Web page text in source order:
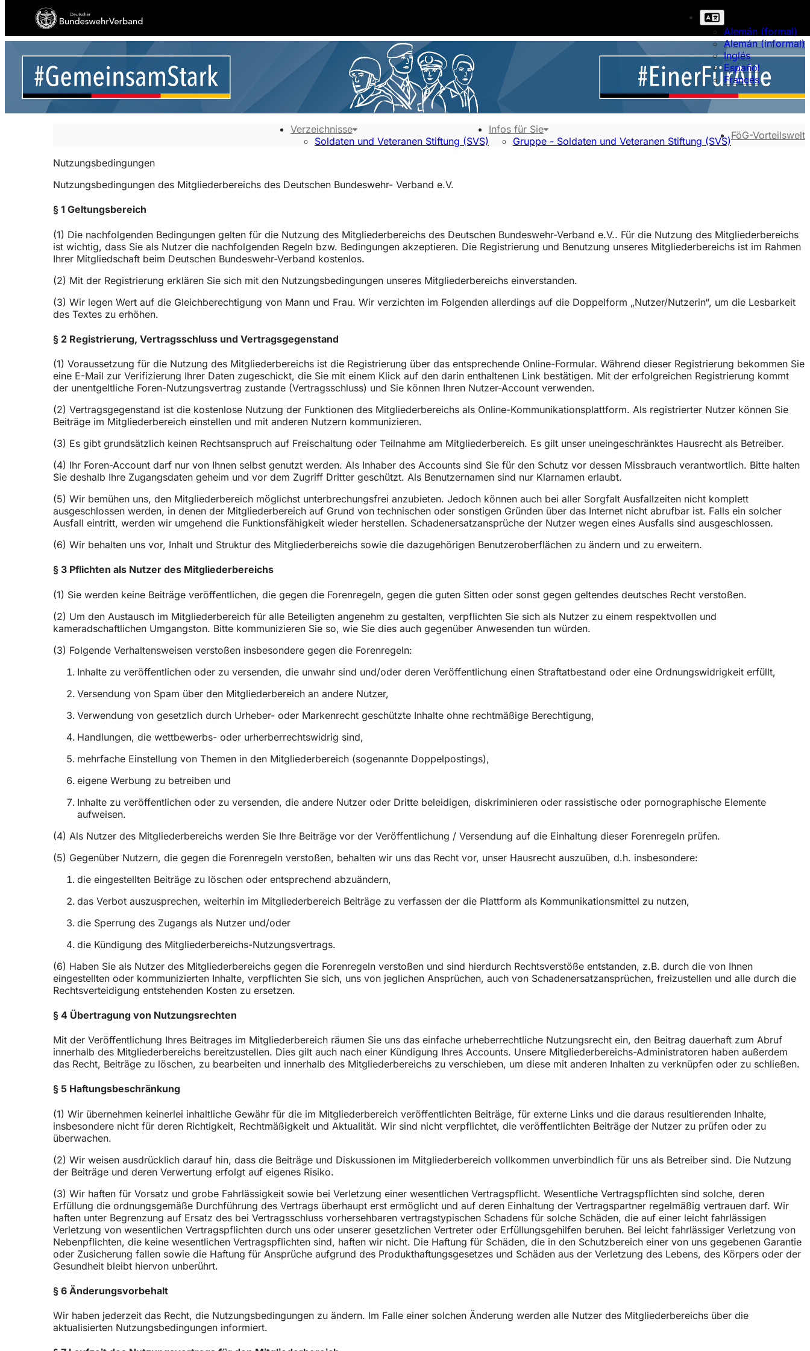
Alemán (formal)
Alemán (informal)
Inglés
Español
Francés
Verzeichnisse
Soldaten und Veteranen Stiftung (SVS)
Infos für Sie
Gruppe - Soldaten und Veteranen Stiftung (SVS)FöG-Vorteilswelt
Nutzungsbedingungen
Nutzungsbedingungen des Mitgliederbereichs des Deutschen Bundeswehr- Verband e.V.
§ 1 Geltungsbereich
(1) Die nachfolgenden Bedingungen gelten für die Nutzung des Mitgliederbereichs des Deutschen Bundeswehr-Verband e.V.. Für die Nutzung des Mitgliederbereichs
ist wichtig, dass Sie als Nutzer die nachfolgenden Regeln bzw. Bedingungen akzeptieren. Die Registrierung und Benutzung unseres Mitgliederbereichs ist im Rahmen
Ihrer Mitgliedschaft beim Deutschen Bundeswehr-Verband kostenlos.
(2) Mit der Registrierung erklären Sie sich mit den Nutzungsbedingungen unseres Mitgliederbereichs einverstanden.
(3) Wir legen Wert auf die Gleichberechtigung von Mann und Frau. Wir verzichten im Folgenden allerdings auf die Doppelform „Nutzer/Nutzerin“, um die Lesbarkeit
des Textes zu erhöhen.
§ 2 Registrierung, Vertragsschluss und Vertragsgegenstand
(1) Voraussetzung für die Nutzung des Mitgliederbereichs ist die Registrierung über das entsprechende Online-Formular. Während dieser Registrierung bekommen Sie
eine E-Mail zur Verifizierung Ihrer Daten zugeschickt, die Sie mit einem Klick auf den darin enthaltenen Link bestätigen. Mit der erfolgreichen Registrierung kommt
der unentgeltliche Foren-Nutzungsvertrag zustande (Vertragsschluss) und Sie können Ihren Nutzer-Account verwenden.
(2) Vertragsgegenstand ist die kostenlose Nutzung der Funktionen des Mitgliederbereichs als Online-Kommunikationsplattform. Als registrierter Nutzer können Sie
Beiträge im Mitgliederbereich einstellen und mit anderen Nutzern kommunizieren.
(3) Es gibt grundsätzlich keinen Rechtsanspruch auf Freischaltung oder Teilnahme am Mitgliederbereich. Es gilt unser uneingeschränktes Hausrecht als Betreiber.
(4) Ihr Foren-Account darf nur von Ihnen selbst genutzt werden. Als Inhaber des Accounts sind Sie für den Schutz vor dessen Missbrauch verantwortlich. Bitte halten
Sie deshalb Ihre Zugangsdaten geheim und vor dem Zugriff Dritter geschützt. Als Benutzernamen sind nur Klarnamen erlaubt.
(5) Wir bemühen uns, den Mitgliederbereich möglichst unterbrechungsfrei anzubieten. Jedoch können auch bei aller Sorgfalt Ausfallzeiten nicht komplett
ausgeschlossen werden, in denen der Mitgliederbereich auf Grund von technischen oder sonstigen Gründen über das Internet nicht abrufbar ist. Falls ein solcher
Ausfall eintritt, werden wir umgehend die Funktionsfähigkeit wieder herstellen. Schadenersatzansprüche der Nutzer wegen eines Ausfalls sind ausgeschlossen.
(6) Wir behalten uns vor, Inhalt und Struktur des Mitgliederbereichs sowie die dazugehörigen Benutzeroberflächen zu ändern und zu erweitern.
§ 3 Pflichten als Nutzer des Mitgliederbereichs
(1) Sie werden keine Beiträge veröffentlichen, die gegen die Forenregeln, gegen die guten Sitten oder sonst gegen geltendes deutsches Recht verstoßen.
(2) Um den Austausch im Mitgliederbereich für alle Beteiligten angenehm zu gestalten, verpflichten Sie sich als Nutzer zu einem respektvollen und
kameradschaftlichen Umgangston. Bitte kommunizieren Sie so, wie Sie dies auch gegenüber Anwesenden tun würden.
(3) Folgende Verhaltensweisen verstoßen insbesondere gegen die Forenregeln:
Inhalte zu veröffentlichen oder zu versenden, die unwahr sind und/oder deren Veröffentlichung einen Straftatbestand oder eine Ordnungswidrigkeit erfüllt,
Versendung von Spam über den Mitgliederbereich an andere Nutzer,
Verwendung von gesetzlich durch Urheber- oder Markenrecht geschützte Inhalte ohne rechtmäßige Berechtigung,
Handlungen, die wettbewerbs- oder urherberrechtswidrig sind,
mehrfache Einstellung von Themen in den Mitgliederbereich (sogenannte Doppelpostings),
eigene Werbung zu betreiben und
Inhalte zu veröffentlichen oder zu versenden, die andere Nutzer oder Dritte beleidigen, diskriminieren oder rassistische oder pornographische Elemente
aufweisen.
(4) Als Nutzer des Mitgliederbereichs werden Sie Ihre Beiträge vor der Veröffentlichung / Versendung auf die Einhaltung dieser Forenregeln prüfen.
(5) Gegenüber Nutzern, die gegen die Forenregeln verstoßen, behalten wir uns das Recht vor, unser Hausrecht auszuüben, d.h. insbesondere:
die eingestellten Beiträge zu löschen oder entsprechend abzuändern,
das Verbot auszusprechen, weiterhin im Mitgliederbereich Beiträge zu verfassen der die Plattform als Kommunikationsmittel zu nutzen,
die Sperrung des Zugangs als Nutzer und/oder
die Kündigung des Mitgliederbereichs-Nutzungsvertrags.
(6) Haben Sie als Nutzer des Mitgliederbereichs gegen die Forenregeln verstoßen und sind hierdurch Rechtsverstöße entstanden, z.B. durch die von Ihnen
eingestellten oder kommunizierten Inhalte, verpflichten Sie sich, uns von jeglichen Ansprüchen, auch von Schadenersatzansprüchen, freizustellen und alle durch die
Rechtsverteidigung entstehenden Kosten zu ersetzen.
§ 4 Übertragung von Nutzungsrechten
Mit der Veröffentlichung Ihres Beitrages im Mitgliederbereich räumen Sie uns das einfache urheberrechtliche Nutzungsrecht ein, den Beitrag dauerhaft zum Abruf
innerhalb des Mitgliederbereichs bereitzustellen. Dies gilt auch nach einer Kündigung Ihres Accounts. Unsere Mitgliederbereichs-Administratoren haben außerdem
das Recht, Beiträge zu löschen, zu bearbeiten und innerhalb des Mitgliederbereichs zu verschieben, um diese mit anderen Inhalten zu verknüpfen oder zu schließen.
§ 5 Haftungsbeschränkung
(1) Wir übernehmen keinerlei inhaltliche Gewähr für die im Mitgliederbereich veröffentlichten Beiträge, für externe Links und die daraus resultierenden Inhalte,
insbesondere nicht für deren Richtigkeit, Rechtmäßigkeit und Aktualität. Wir sind nicht verpflichtet, die veröffentlichten Beiträge der Nutzer zu prüfen oder zu
überwachen.
(2) Wir weisen ausdrücklich darauf hin, dass die Beiträge und Diskussionen im Mitgliederbereich vollkommen unverbindlich für uns als Betreiber sind. Die Nutzung
der Beiträge und deren Verwertung erfolgt auf eigenes Risiko.
(3) Wir haften für Vorsatz und grobe Fahrlässigkeit sowie bei Verletzung einer wesentlichen Vertragspflicht. Wesentliche Vertragspflichten sind solche, deren
Erfüllung die ordnungsgemäße Durchführung des Vertrags überhaupt erst ermöglicht und auf deren Einhaltung der Vertragspartner regelmäßig vertrauen darf. Wir
haften unter Begrenzung auf Ersatz des bei Vertragsschluss vorhersehbaren vertragstypischen Schadens für solche Schäden, die auf einer leicht fahrlässigen
Verletzung von wesentlichen Vertragspflichten durch uns oder unserer gesetzlichen Vertreter oder Erfüllungsgehilfen beruhen. Bei leicht fahrlässiger Verletzung von
Nebenpflichten, die keine wesentlichen Vertragspflichten sind, haften wir nicht. Die Haftung für Schäden, die in den Schutzbereich einer von uns gegebenen Garantie
oder Zusicherung fallen sowie die Haftung für Ansprüche aufgrund des Produkthaftungsgesetzes und Schäden aus der Verletzung des Lebens, des Körpers oder der
Gesundheit bleibt hiervon unberührt.
§ 6 Änderungsvorbehalt
Wir haben jederzeit das Recht, die Nutzungsbedingungen zu ändern. Im Falle einer solchen Änderung werden alle Nutzer des Mitgliederbereichs über die
aktualisierten Nutzungsbedingungen informiert.